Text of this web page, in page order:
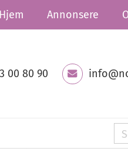
Hjem Annonsere
00 80 90